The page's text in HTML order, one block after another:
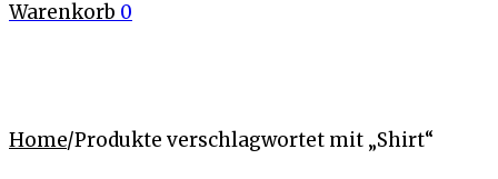
Warenkorb 0
Home/Produkte verschlagwortet mit „Shirt“